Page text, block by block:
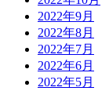
2022年9月
2022年8月
2022年7月
2022年6月
2022年5月